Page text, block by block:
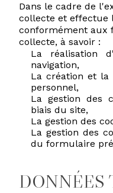
Dans le cadre de
collecte et effectue
conformément aux
collecte, à savoir :
La réalisation
navigation,
La création et la
personnel,
La gestion des
biais du site,
La gestion des
La gestion des
du formulaire
DONNÉES